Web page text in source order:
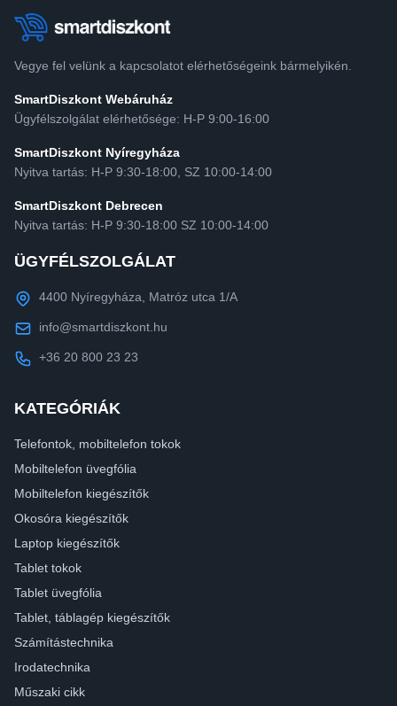
Vegye fel velünk a kapcsolatot elérhetőségeink bármelyikén.
SmartDiszkont Webáruház
Ügyfélszolgálat elérhetősége: H-P 9:00-16:00
SmartDiszkont Nyíregyháza
Nyitva tartás: H-P 9:30-18:00, SZ 10:00-14:00
SmartDiszkont Debrecen
Nyitva tartás: H-P 9:30-18:00 SZ 10:00-14:00
ÜGYFÉLSZOLGÁLAT
4400 Nyíregyháza, Matróz utca 1/A
info@smartdiszkont.hu
+36 20 800 23 23
KATEGÓRIÁK
Telefontok, mobiltelefon tokok
Mobiltelefon üvegfólia
Mobiltelefon kiegészítők
Okosóra kiegészítők
Laptop kiegészítők
Tablet tokok
Tablet üvegfólia
Tablet, táblagép kiegészítők
Számítástechnika
Irodatechnika
Műszaki cikk